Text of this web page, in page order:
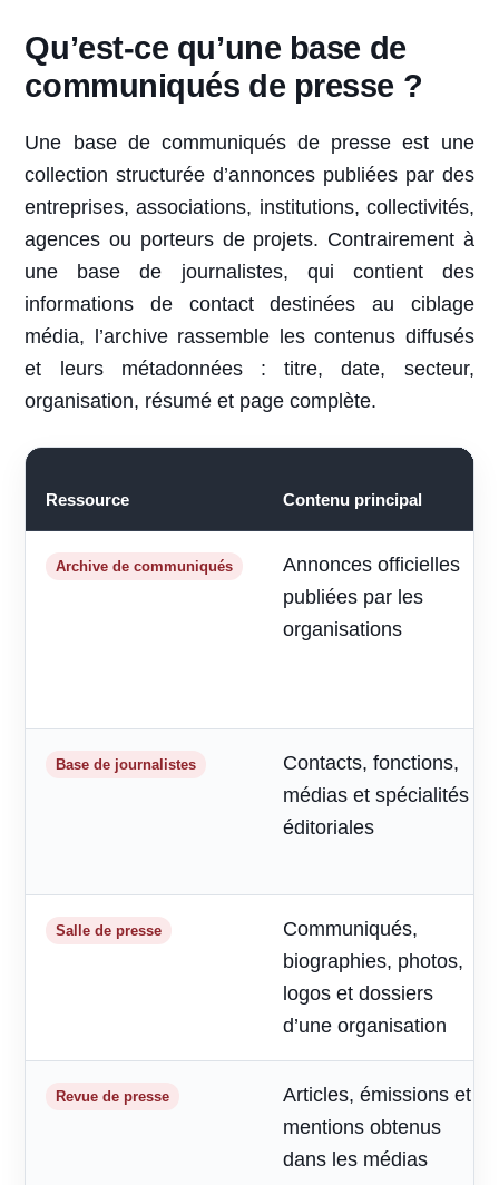
Qu’est-ce qu’une base de
communiqués de presse ?
Une base de communiqués de presse est une
collection structurée d’annonces publiées par des
entreprises, associations, institutions, collectivités,
agences ou porteurs de projets. Contrairement à
une base de journalistes, qui contient des
informations de contact destinées au ciblage
média, l’archive rassemble les contenus diffusés
et leurs métadonnées : titre, date, secteur,
organisation, résumé et page complète.
Ressource Contenu principal
Archive de communiqués
Annonces officielles
publiées par les
organisations
Base de journalistes
Contacts, fonctions,
médias et spécialités
éditoriales
Salle de presse
Communiqués,
biographies, photos,
logos et dossiers
d’une organisation
Revue de presse
Articles, émissions et
mentions obtenus
dans les médias